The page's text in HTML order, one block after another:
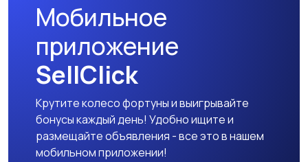
Мобильное
приложение
SellClick
Крутите колесо фортуны и выигрывайте
бонусы каждый день! Удобно ищите и
размещайте объявления - все это в нашем
мобильном приложении!